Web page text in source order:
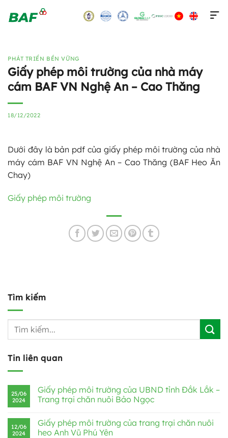
PHÁT TRIỂN BỀN VỮNG
Giấy phép môi trường của nhà máy
cám BAF VN Nghệ An – Cao Thăng
18/12/2022
Dưới đây là bản pdf của giấy phép môi trường của nhà
máy cám BAF VN Nghệ An – Cao Thăng (BAF Heo Ăn
Chay)
Giấy phép môi trường
Tìm kiếm
Tin liên quan
25/06
2024
Giấy phép môi trường của UBND tỉnh Đắk Lắk –
Trang trại chăn nuôi Bảo Ngọc
12/06
2024
Giấy phép môi trường của trang trại chăn nuôi
heo Anh Vũ Phú Yên